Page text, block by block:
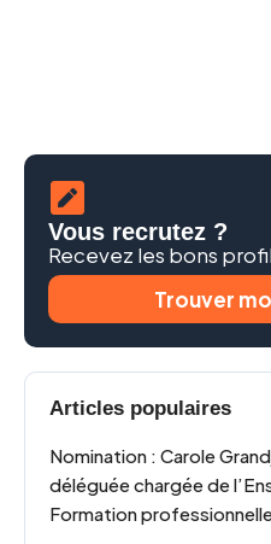
Vous recrutez ?
Recevez les bons
Trouver
Articles populaires
Nomination : Carole
déléguée chargée de
Formation